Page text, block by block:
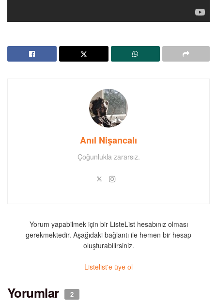
Anıl Nişancalı
Çoğunlukla zararsız.
Yorum yapabilmek için bir ListeList hesabınız olması
gerekmektedir. Aşağıdaki bağlantı ile hemen bir hesap
oluşturabilirsiniz.
Listelist'e üye ol
Yorumlar 2